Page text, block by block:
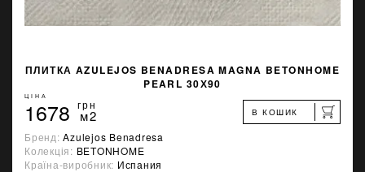
ПЛИТКА AZULEJOS BENADRESA MAGNA BETONHOME
PEARL 30Х90
ЦІНА
1678 грн
м2 В КОШИК
Бренд:Azulejos Benadresa
Колекція: BETONHOME
Країна-виробник: Испания